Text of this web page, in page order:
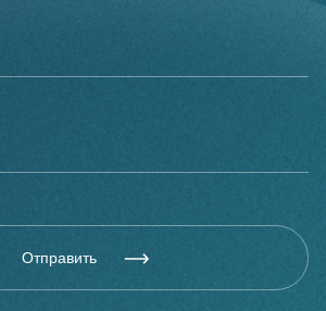
Отправить